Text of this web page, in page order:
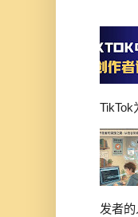
TikTok
发者